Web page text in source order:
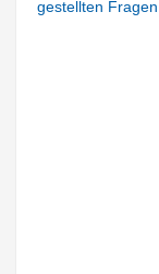
gestellten Fragen